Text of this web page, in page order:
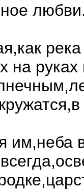
река
на
им,неба